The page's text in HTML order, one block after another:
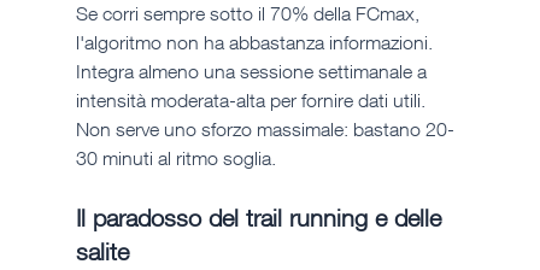
Se corri sempre sotto il 70% della FCmax,
l'algoritmo non ha abbastanza informazioni.
Integra almeno una sessione settimanale a
intensità moderata-alta per fornire dati utili.
Non serve uno sforzo massimale: bastano 20-
30 minuti al ritmo soglia.
Il paradosso del trail running e delle
salite